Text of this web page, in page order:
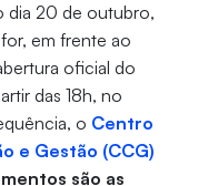
dia 20 de outubro,
em frente ao
oficial do
das 18h, no
o Centro
e Gestão (CCG)
são as